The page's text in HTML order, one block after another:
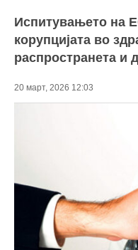
Испитувањето на
корупцијата во
распространета и
20 март, 2026 12:03